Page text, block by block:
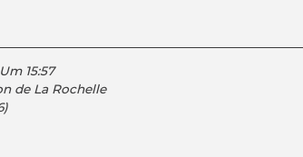
15:57
de La Rochelle
)